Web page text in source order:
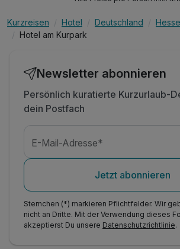
Kurzreisen Hotel Deutschland
Hotel am Kurpark
Newsletter abonnieren
Persönlich kuratierte Kurzurlaub-
dein Postfach
E-Mail-Adresse*
Jetzt abonnieren
Sternchen (*) markieren Pflichtfelder. Wir
nicht an Dritte. Mit der Verwendung dieses
akzeptierst Du unsere Datenschutzrichtlinie.